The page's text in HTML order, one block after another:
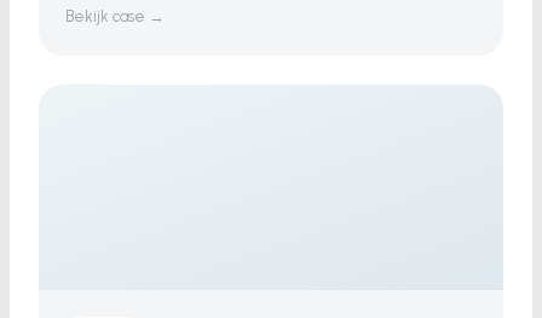
Bekijk case →